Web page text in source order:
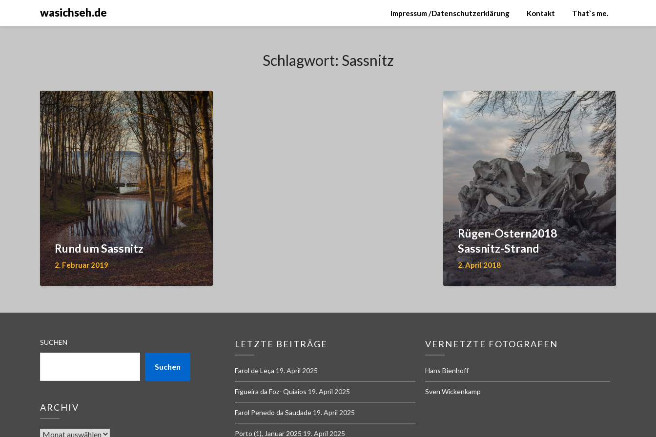
wasichseh.de Impressum /Datenschutzerklärung Kontakt That`s me.
Schlagwort: Sassnitz
Rund um Sassnitz
2. Februar 2019
Rügen-Ostern2018
Sassnitz-Strand
2. April 2018
SUCHEN
Suchen
ARCHIV
LETZTE BEITRÄGE
Farol de Leça 19. April 2025
Figueira da Foz- Quiaios 19. April 2025
Farol Penedo da Saudade 19. April 2025
Porto (1), Januar 2025 19. April 2025
VERNETZTE FOTOGRAFEN
Hans Bienhoff
Sven Wickenkamp